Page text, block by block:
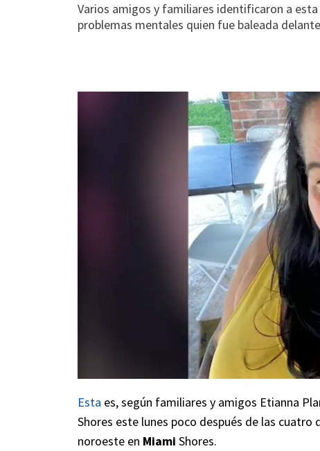
Varios amigos y familiares identificaron a
problemas mentales quien fue baleada
Esta es, según familiares y amigos Etianna
Shores este lunes poco después de las
noroeste en Miami Shores.